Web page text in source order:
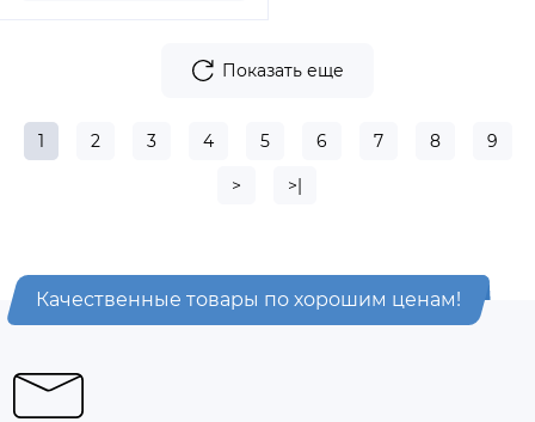
Показать еще
1 2 3 4 5 6 7 8 9
> >|
Качественные товары по хорошим ценам!